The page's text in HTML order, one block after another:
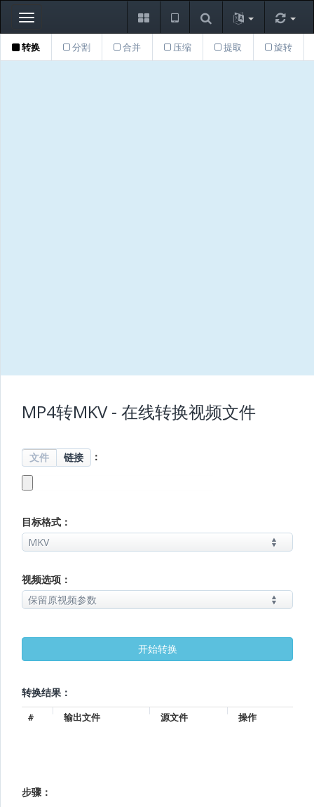
Toggle
navigation
转换 分割 合并 压缩 提取 旋转
MP4转MKV - 在线转换视频文件
文件 链接 ：
目标格式：
视频选项：
转换结果：
# 输出文件 源文件 操作
步骤：